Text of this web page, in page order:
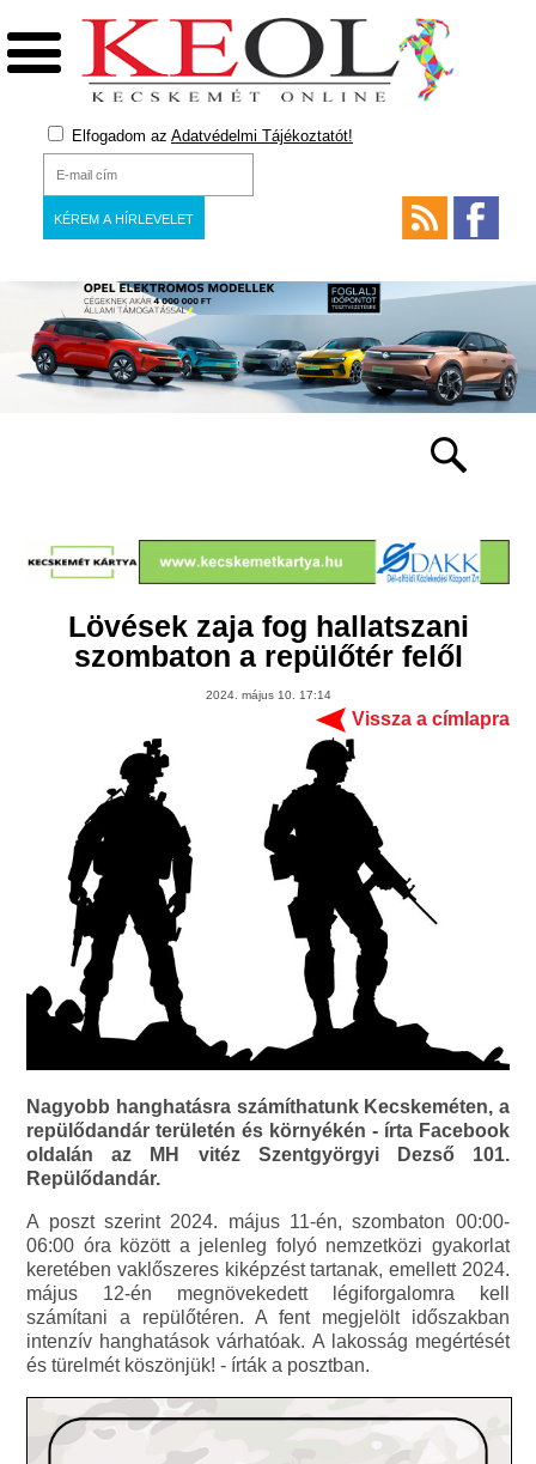
Elfogadom az Adatvédelmi Tájékoztatót!
Lövések zaja fog hallatszani
szombaton a repülőtér felől
2024. május 10. 17:14
Vissza a címlapra
Nagyobb hanghatásra számíthatunk Kecskeméten, a
repülődandár területén és környékén - írta Facebook
oldalán az MH vitéz Szentgyörgyi Dezső 101.
Repülődandár.
A poszt szerint 2024. május 11-én, szombaton 00:00-
06:00 óra között a jelenleg folyó nemzetközi gyakorlat
keretében vaklőszeres kiképzést tartanak, emellett 2024.
május 12-én megnövekedett légiforgalomra kell
számítani a repülőtéren. A fent megjelölt időszakban
intenzív hanghatások várhatóak. A lakosság megértését
és türelmét köszönjük! - írták a posztban.